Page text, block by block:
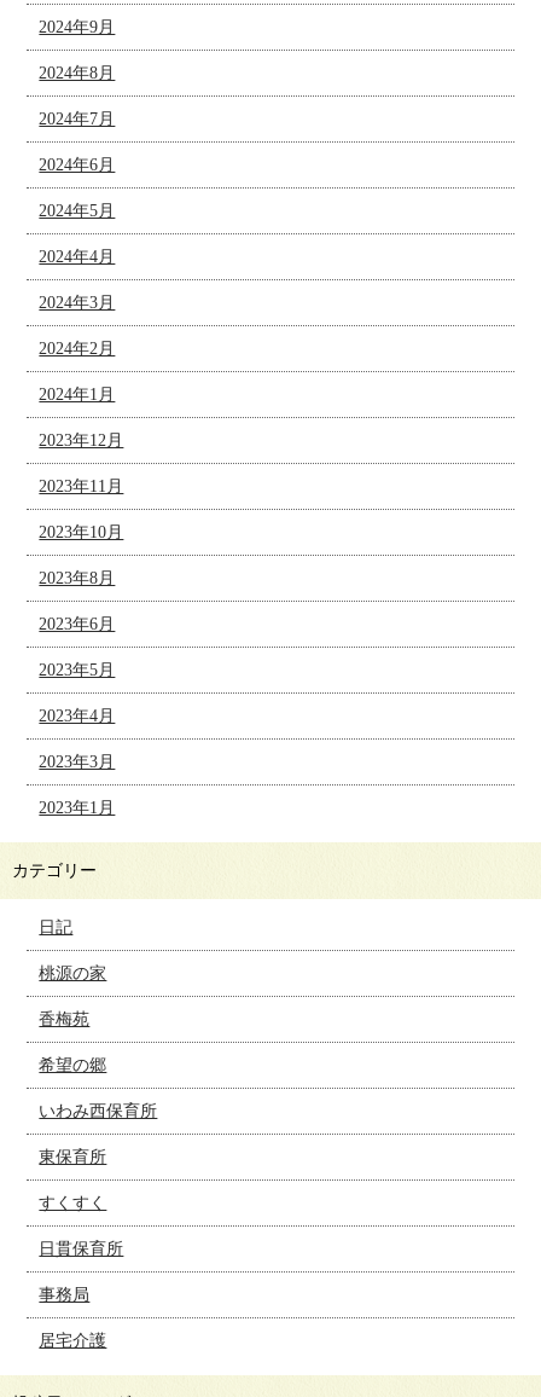
2024年9月
2024年8月
2024年7月
2024年6月
2024年5月
2024年4月
2024年3月
2024年2月
2024年1月
2023年12月
2023年11月
2023年10月
2023年8月
2023年6月
2023年5月
2023年4月
2023年3月
2023年1月
カテゴリー
日記
桃源の家
香梅苑
希望の郷
いわみ西保育所
東保育所
すくすく
日貫保育所
事務局
居宅介護